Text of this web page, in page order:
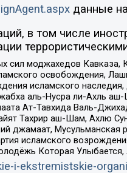
данные на
в том числе
моджахедов Кавказа,
освобождения,
исламского
аль-Нусра ли-Ахль
Ат-Тавхида Валь-
Тахрир аш-Шам, Ахлю
джамаат,
исламского
Которая
i-ekstremistskie-